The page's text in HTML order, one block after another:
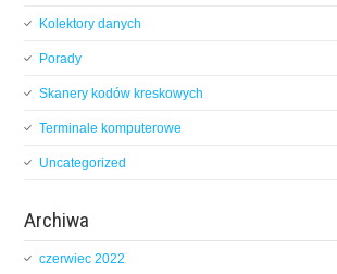
Kolektory danych
Porady
Skanery kodów kreskowych
Terminale komputerowe
Uncategorized
Archiwa
czerwiec 2022